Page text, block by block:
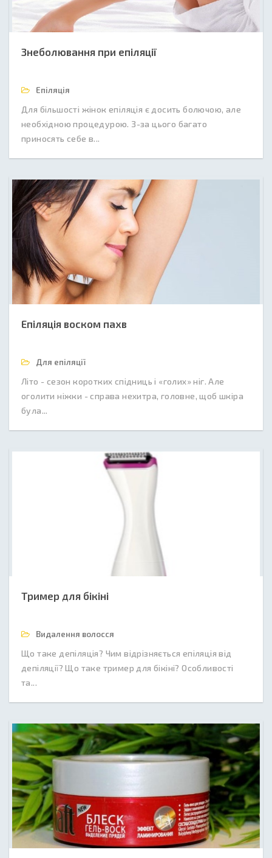
Знеболювання при епіляції
Епіляція
Для більшості жінок епіляція є досить болючою, але
необхідною процедурою. З-за цього багато
приносять себе в...
Епіляція воском пахв
Для епіляції
Літо - сезон коротких спідниць і «голих» ніг. Але
оголити ніжки - справа нехитра, головне, щоб шкіра
була...
Тример для бікіні
Видалення волосся
Що таке депіляція? Чим відрізняється епіляція від
депіляції? Що таке тример для бікіні? Особливості
та...